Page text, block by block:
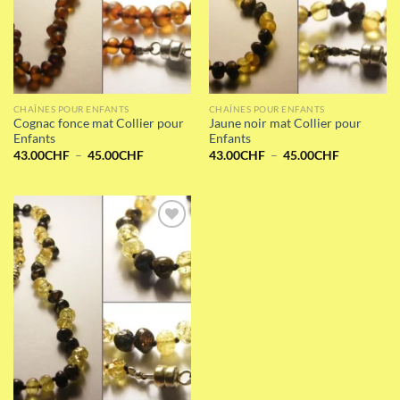
CHAÎNES POUR ENFANTS
Cognac fonce mat Collier pour
Enfants
43.00CHF – 45.00CHFPlage
à
45.00CHF
CHAÎNES POUR ENFANTS
Jaune noir mat Collier pour
Enfants
43.00CHF – 45.00CHFPlage
Add to wishlist